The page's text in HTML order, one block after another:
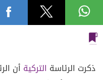
ذكرت الرئاسة التركية أن